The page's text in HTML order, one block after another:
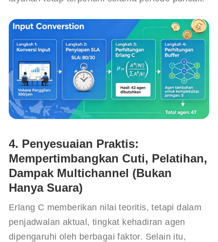
4. Penyesuaian Praktis:
Mempertimbangkan Cuti, Pelatihan,
Dampak Multichannel (Bukan
Hanya Suara)
Erlang C memberikan nilai teoritis, tetapi dalam
penjadwalan aktual, tingkat kehadiran agen
dipengaruhi oleh berbagai faktor. Selain itu,